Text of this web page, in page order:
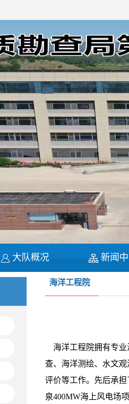
大队概况 新闻
海洋工程院
海洋工程院拥有专业
查、海洋测绘、水文
评价等工作。先后承
泉400MW海上风电场